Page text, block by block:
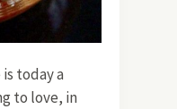
today a
to love, in